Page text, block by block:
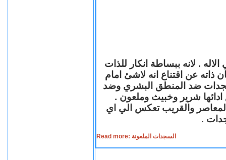
. لانه ببساطة انكار للذات
ذاته عن اقتناع انه لاشئ امام
ضد المنطق البشري وضد
ادائها شرير وخبيث وملعون .
المعاصر والقريب تعكس الي اي
.
Read more: السجدات الملعونة